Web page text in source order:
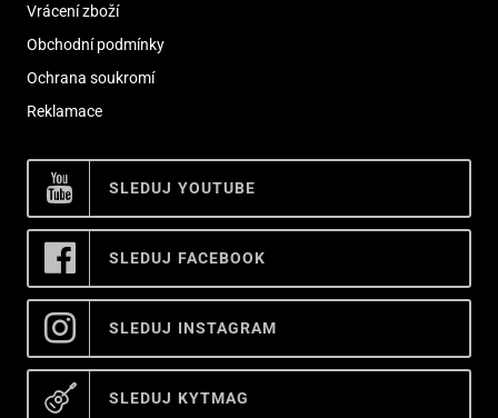
Vrácení zboží
Obchodní podmínky
Ochrana soukromí
Reklamace
SLEDUJ YOUTUBE
SLEDUJ FACEBOOK
SLEDUJ INSTAGRAM
SLEDUJ KYTMAG